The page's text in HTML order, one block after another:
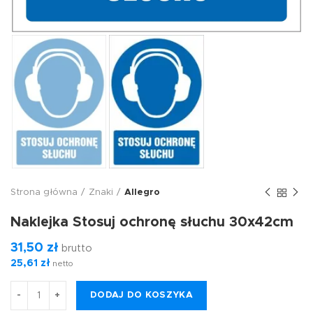
Strona główna Znaki Allegro
Naklejka Stosuj ochronę słuchu 30x42cm
31,50 zł brutto
25,61 zł netto
DODAJ DO KOSZYKA